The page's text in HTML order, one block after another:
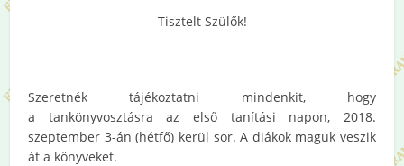
Tisztelt Szülők!
Szeretnék tájékoztatni mindenkit, hogy
a tankönyvosztásra az első tanítási napon, 2018.
szeptember 3-án (hétfő) kerül sor. A diákok maguk veszik
át a könyveket.